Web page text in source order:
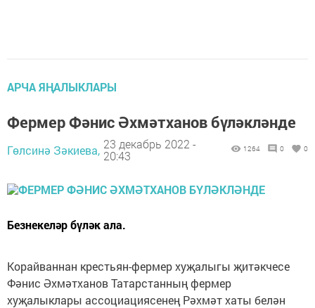
АРЧА ЯҢАЛЫКЛАРЫ
Фермер Фәнис Әхмәтханов бүләкләнде
Гөлсинә Зәкиева, 23 декабрь 2022 -
20:43
1264 0 0
Безнекеләр бүләк ала.
Корайваннан крестьян-фермер хуҗалыгы җитәкчесе
Фәнис Әхмәтханов Татарстанның фермер
хуҗалыклары ассоциациясенең Рәхмәт хаты белән